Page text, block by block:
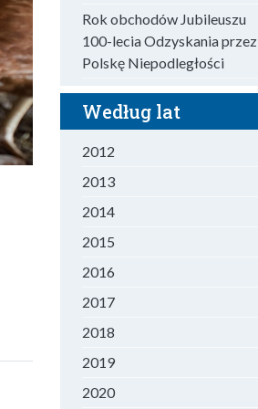
Rok obchodów Jubileuszu
100-lecia Odzyskania przez
Polskę Niepodległości
Według lat
2012
2013
2014
2015
2016
2017
2018
2019
2020